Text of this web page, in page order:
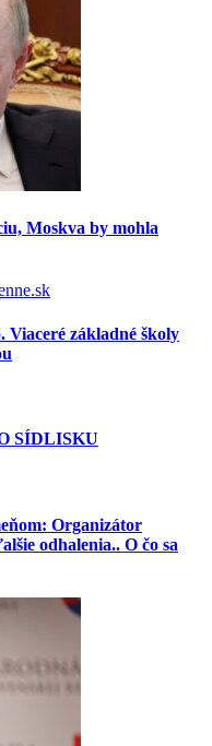
Moskva by mohla
Viaceré základné školy
SÍDLISKU
Organizátor
odhalenia.. O čo sa